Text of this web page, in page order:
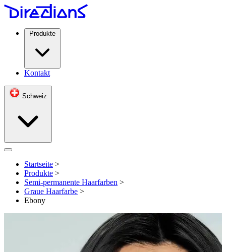
Produkte
Kontakt
Schweiz
Open menu
Startseite >
Produkte >
Semi-permanente Haarfarben >
Graue Haarfarbe >
Ebony